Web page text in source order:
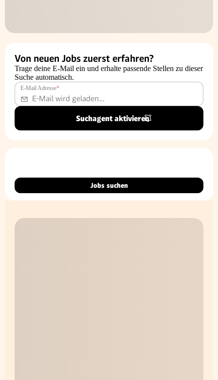
Von neuen Jobs zuerst erfahren?
Trage deine E-Mail ein und erhalte passende Stellen zu dieser
Suche automatisch.
E-Mail Adresse*
Suchagent aktivieren
Jobs suchen